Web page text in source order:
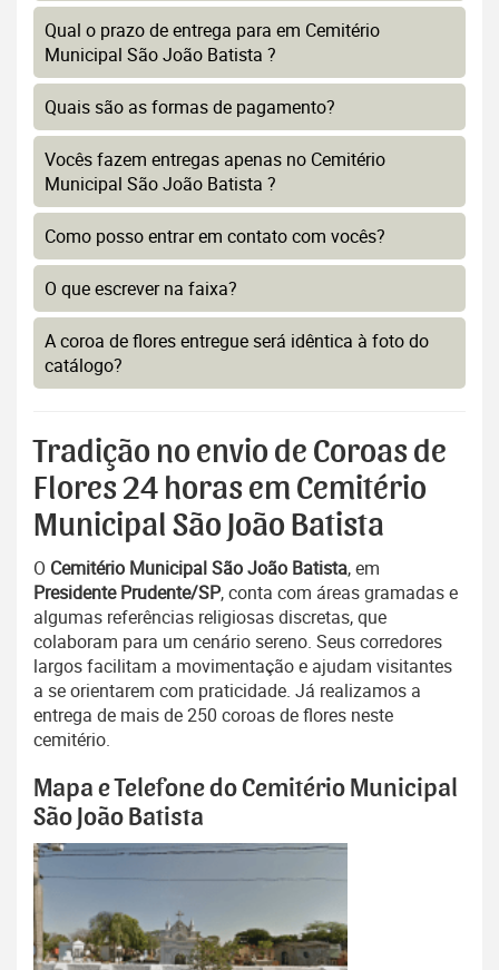
Qual o prazo de entrega para em Cemitério
Municipal São João Batista ?
Quais são as formas de pagamento?
Vocês fazem entregas apenas no Cemitério
Municipal São João Batista ?
Como posso entrar em contato com vocês?
O que escrever na faixa?
A coroa de flores entregue será idêntica à foto do
catálogo?
Tradição no envio de Coroas de
Flores 24 horas em Cemitério
Municipal São João Batista
O Cemitério Municipal São João Batista, em
Presidente Prudente/SP, conta com áreas gramadas e
algumas referências religiosas discretas, que
colaboram para um cenário sereno. Seus corredores
largos facilitam a movimentação e ajudam visitantes
a se orientarem com praticidade. Já realizamos a
entrega de mais de 250 coroas de flores neste
cemitério.
Mapa e Telefone do Cemitério Municipal
São João Batista